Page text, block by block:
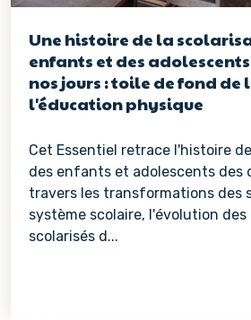
Une histoire de la
enfants et des adolescents
nos jours : toile de fond de
l'éducation physique
Cet Essentiel retrace l'histoire
des enfants et adolescents des
travers les transformations des
système scolaire, l'évolution
scolarisés d...